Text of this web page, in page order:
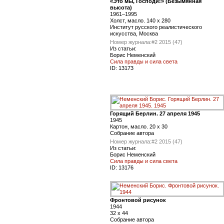
высота)
1961–1995
Холст, масло. 140 х 280
Институт русского реалистического
искусства, Москва
Номер журнала:#2 2015 (47)
Из статьи:
Борис Неменский
Сила правды и сила света
ID: 13173
Горящий Берлин. 27 апреля 1945
1945
Картон, масло. 20 х 30
Собрание автора
Номер журнала:#2 2015 (47)
Из статьи:
Борис Неменский
Сила правды и сила света
ID: 13176
Фронтовой рисунок
1944
32 х 44
Собрание автора